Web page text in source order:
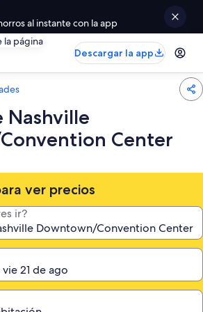
al instante con la app
la página
Descargar la app
Nashville
Center
ver precios
ir?